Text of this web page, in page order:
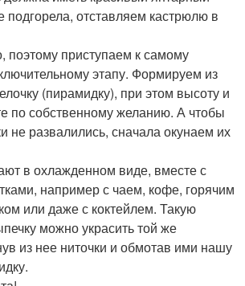
подгорела, отставляем кастрюлю в
поэтому приступаем к самому
этапу. Формируем из
(пирамидку), при этом высоту и
по собственному желанию. А чтобы
не развалились, сначала окунаем их
в охлажденном виде, вместе с
например с чаем, кофе, горячим
или даже с коктейлем. Такую
можно украсить той же
из нее ниточки и обмотав ими нашу